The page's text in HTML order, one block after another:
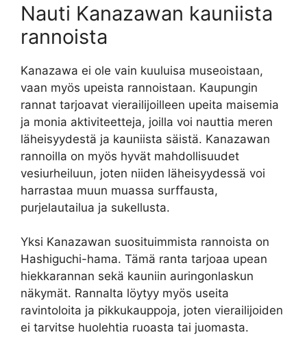
Nauti Kanazawan kauniista
rannoista
Kanazawa ei ole vain kuuluisa museoistaan,
vaan myös upeista rannoistaan. Kaupungin
rannat tarjoavat vierailijoilleen upeita maisemia
ja monia aktiviteetteja, joilla voi nauttia meren
läheisyydestä ja kauniista säistä. Kanazawan
rannoilla on myös hyvät mahdollisuudet
vesiurheiluun, joten niiden läheisyydessä voi
harrastaa muun muassa surffausta,
purjelautailua ja sukellusta.
Yksi Kanazawan suosituimmista rannoista on
Hashiguchi-hama. Tämä ranta tarjoaa upean
hiekkarannan sekä kauniin auringonlaskun
näkymät. Rannalta löytyy myös useita
ravintoloita ja pikkukauppoja, joten vierailijoiden
ei tarvitse huolehtia ruoasta tai juomasta.